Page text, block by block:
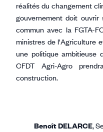
réalités du changement
gouvernement doit
commun avec la FGTA-
ministres de l'Agriculture
une politique ambitieuse
CFDT Agri-Agro
construction.
Benoît DELARCE,